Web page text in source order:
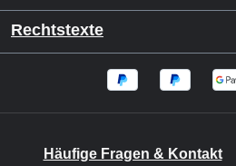
Rechtstexte
Häufige Fragen & Kontakt